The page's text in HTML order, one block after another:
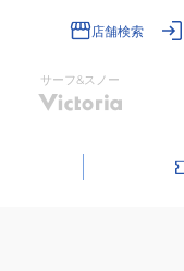
店舗検索
サーフ&スノー